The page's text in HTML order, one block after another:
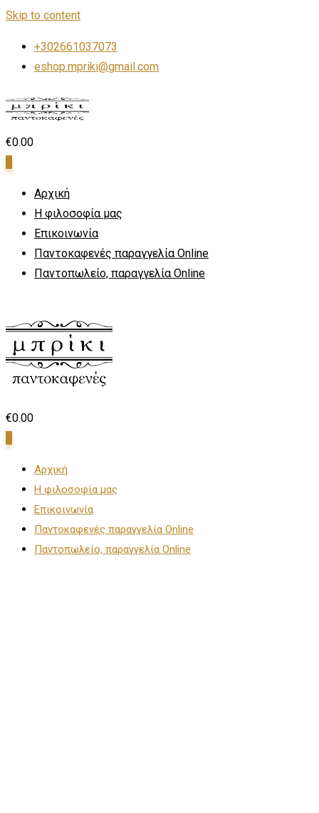
Skip to content
+302661037073
eshop.mpriki@gmail.com
€0.00
Αρχική
Η φιλοσοφία μας
Επικοινωνία
Παντοκαφενές παραγγελία Online
Παντοπωλείο, παραγγελία Online
€0.00
Αρχική
Η φιλοσοφία μας
Επικοινωνία
Παντοκαφενές παραγγελία Online
Παντοπωλείο, παραγγελία Online